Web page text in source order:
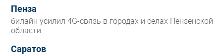
Пенза
билайн усилил 4G-связь в городах и селах Пензенской
области
Саратов